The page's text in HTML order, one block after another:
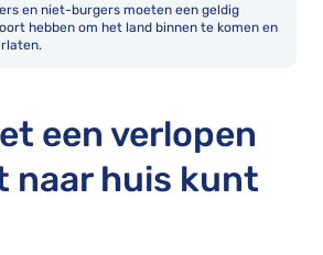
en niet-burgers moeten een geldig
hebben om het land binnen te komen en
een verlopen
naar huis kunt